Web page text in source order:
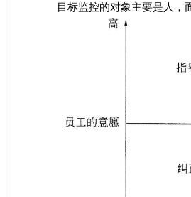
目标监控的对象主要是人，面对